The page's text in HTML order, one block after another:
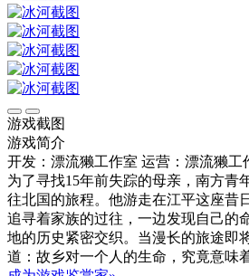
游戏截图
游戏简介
开发：漂流獭工作室 运营：漂流獭工
为了寻找15年前失踪的母亲，南方青
往北国的旅程。他游走在江平这座昔
追寻着家族的过往，一边发现自己的
地的历史紧密交织。当漫长的旅途即
道：故乡对一个人的生命，究竟意味